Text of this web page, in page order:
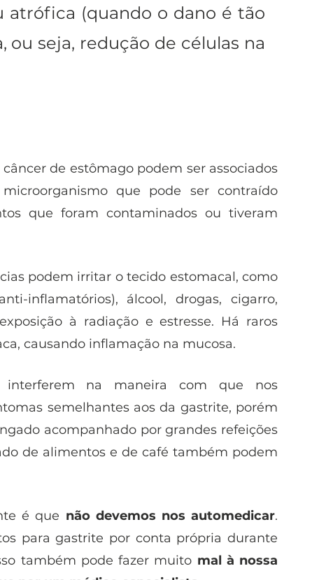
atrófica (quando o dano é tão
seja, redução de células na
de estômago podem ser associados
que pode ser contraído
que foram contaminados ou tiveram
podem irritar o tecido estomacal, como
inflamatórios), álcool, drogas, cigarro,
à radiação e estresse. Há raros
causando inflamação na mucosa.
interferem na maneira com que nos
semelhantes aos da gastrite, porém
acompanhado por grandes refeições
de alimentos e de café também podem
é que não devemos nos automedicar.
para gastrite por conta própria durante
também pode fazer muito mal à nossa